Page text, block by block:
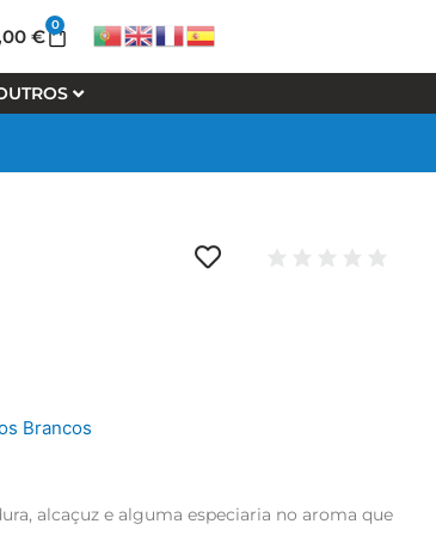
€ 0
Cart
Brancos
alcaçuz e alguma especiaria no aroma que